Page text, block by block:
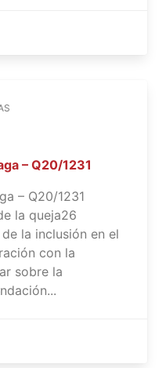
– Q20/1231
– Q20/1231
la queja26
la inclusión en el
con la
sobre la